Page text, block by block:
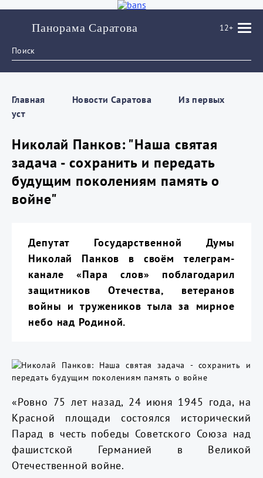
Панорама Саратова 12+
Главная Новости Саратова
Из пеpвых
уст
Николай Панков: "Наша святая
задача - сохранить и передать
будущим поколениям память о
войне"
Депутат Государственной Думы
Николай Панков в своём телеграм-
канале «Пара слов» поблагодарил
защитников Отечества, ветеранов
войны и тружеников тыла за мирное
небо над Родиной.
«Ровно 75 лет назад, 24 июня 1945 года, на
Красной площади состоялся исторический
Парад в честь победы Советского Союза над
фашистской Германией в Великой
Отечественной войне.